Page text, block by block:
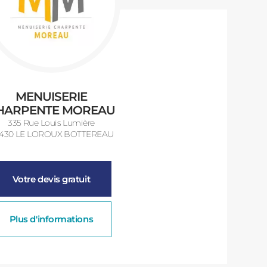
MENUISERIE
MOREAU
335 Rue Louis Lumière
LE LOROUX BOTTEREAU
Votre devis gratuit
Plus d'informations